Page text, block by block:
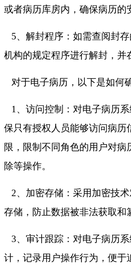
或者病历库房内，确保病历的
5、解封程序：如需查阅封
机构的规定程序进行解封，并
对于电子病历，以下是如何
1、访问控制：对电子病历
保只有授权人员能够访问病历
限，限制不同角色的用户对病
除等操作。
2、加密存储：采用加密技
存储，防止数据被非法获取和
3、审计跟踪：对电子病历
计，记录用户操作行为，便于